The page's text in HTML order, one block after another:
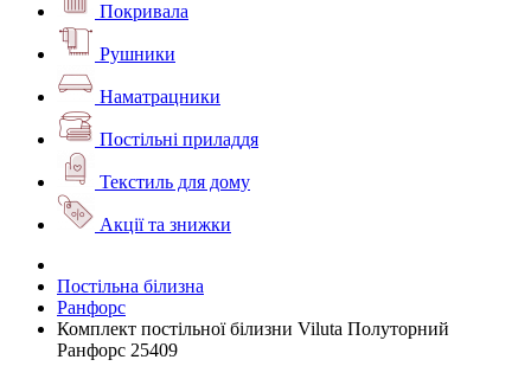
Покривала
Рушники
Наматрацники
Постільні приладдя
Текстиль для дому
Акції та знижки
Постільна білизна
Ранфорс
Комплект постільної білизни Viluta Полуторний
Ранфорс 25409